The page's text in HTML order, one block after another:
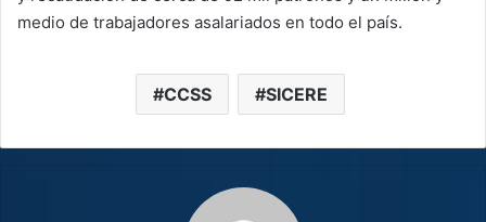
medio de trabajadores asalariados en todo el país.
CCSS SICERE